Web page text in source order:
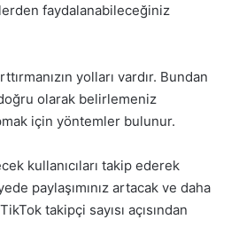
faydalanabileceğiniz
yolları vardır. Bundan
olarak belirlemeniz
için yöntemler bulunur.
kullanıcıları takip ederek
paylaşımınız artacak ve daha
takipçi sayısı açısından